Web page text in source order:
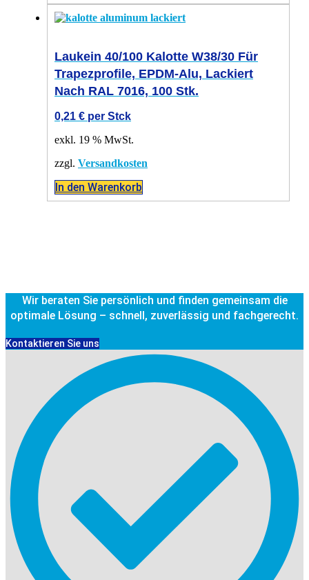
Laukein 40/100 Kalotte W38/30 Für
Trapezprofile, EPDM-Alu, Lackiert
Nach RAL 7016, 100 Stk.
0,21 € per Stck
exkl. 19 % MwSt.
zzgl. Versandkosten
In den Warenkorb
Wir beraten Sie persönlich und finden gemeinsam die
optimale Lösung – schnell, zuverlässig und fachgerecht.
Kontaktieren Sie uns